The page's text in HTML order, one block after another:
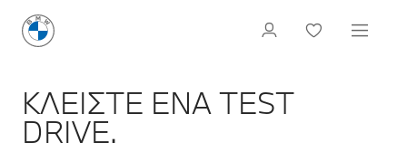
ΚΛΕIΣΤΕ EΝΑ TEST
DRIVE.